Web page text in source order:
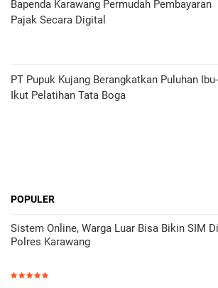
Bapenda Karawang Permudah Pembayaran
Pajak Secara Digital
PT Pupuk Kujang Berangkatkan Puluhan
Ikut Pelatihan Tata Boga
POPULER
Sistem Online, Warga Luar Bisa Bikin SIM Di
Polres Karawang